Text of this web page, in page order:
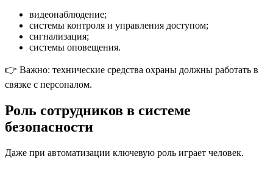
видеонаблюдение;
системы контроля и управления доступом;
сигнализация;
системы оповещения.
👉 Важно: технические средства охраны должны работать в
связке с персоналом.
Роль сотрудников в системе
безопасности
Даже при автоматизации ключевую роль играет человек.